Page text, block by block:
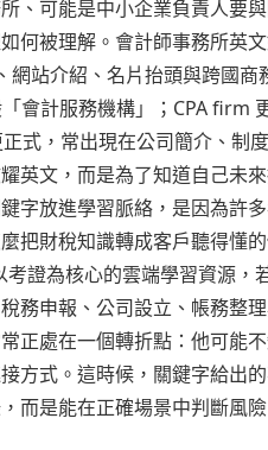
、可能是中小企業負責人要
何被理解。會計師事務所英
站介紹、名片抬頭與跨國商
會計服務機構」；CPA firm
，常出現在公司簡介、制
英文，而是為了知道自己未
字放進學習脈絡，是因為許
把財稅知識轉成客戶聽得懂
考證為核心的雲端學習資源，
務申報、公司設立、帳務整
正處在一個轉折點：他可能
方式。這時候，關鍵字給出的
而是能在正確場景中判斷風險